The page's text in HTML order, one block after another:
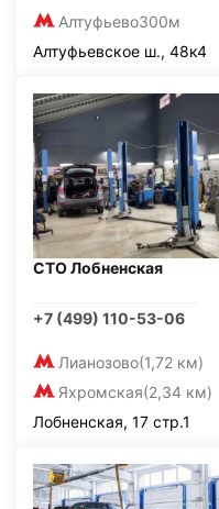
Алтуфьево300м
Алтуфьевское ш., 48к4
СТО Лобненская
+7 (499) 110-53-06
Лианозово(1,72 км)
Яхромская(2,34 км)
Лобненская, 17 стр.1